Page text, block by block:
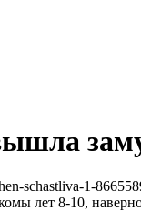
лет 8-10,